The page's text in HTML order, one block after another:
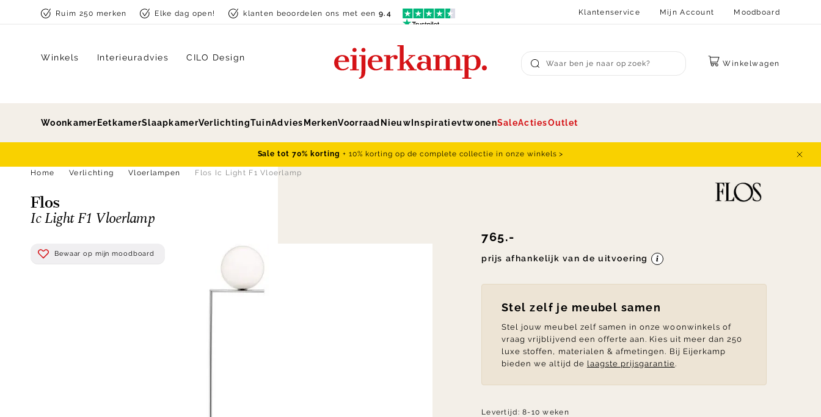
Skip to contentRuim 250 merken Elke dag open! klanten beoordelen ons met een9.4 Klantenservice Mijn Account Moodboard
Submit search
Winkelwagen
Winkels Interieuradvies CILO Design
Woonkamer EetkamerSlaapkamerVerlichtingTuinAdvies MerkenVoorraad Nieuw InspiratievtwonenSaleActiesOutlet
Sale tot 70% korting + 10% korting op de complete collectie in onze winkels >
Home
Verlichting Vloerlampen Flos Ic Light F1 Vloerlamp
Flos
Ic Light F1 Vloerlamp
Bewaar op mijn moodboard
765.-
prijs afhankelijk van de uitvoering
Stel zelf je meubel samen
Stel jouw meubel zelf samen in onze woonwinkels of
vraag vrijblijvend een offerte aan. Kies uit meer dan 250
luxe stoffen, materialen & afmetingen. Bij Eijerkamp
bieden we altijd de laagste prijsgarantie.
Levertijd:8-10 weken